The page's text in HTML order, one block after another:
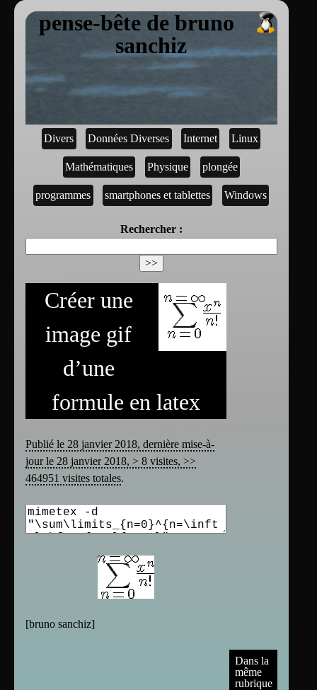
pense-bête de bruno
sanchiz
Divers Données Diverses Internet Linux
Mathématiques Physique plongée
programmes smartphones et tablettes Windows
Rechercher :
Créer une
image gif
d’une
formule en latex
Publié le 28 janvier 2018, dernière mise-à-
jour le 28 janvier 2018, > 8 visites, >>
464951 visites totales.
[bruno sanchiz]
Dans la
même
rubrique